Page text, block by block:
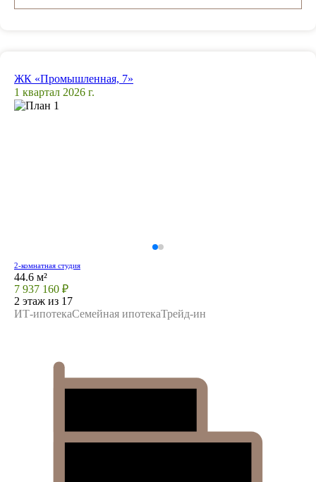
ЖК «Промышленная, 7»
1 квартал 2026 г.
2-комнатная студия
44.6 м²
7 937 160 ₽
2 этаж из 17
ИТ-ипотекаСемейная ипотекаТрейд-ин